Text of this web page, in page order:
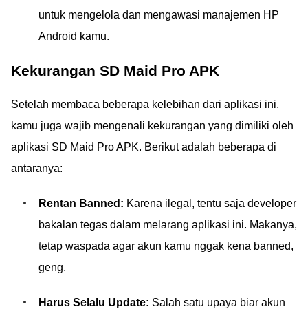
untuk mengelola dan mengawasi manajemen HP
Android kamu.
Kekurangan SD Maid Pro APK
Setelah membaca beberapa kelebihan dari aplikasi ini,
kamu juga wajib mengenali kekurangan yang dimiliki oleh
aplikasi SD Maid Pro APK. Berikut adalah beberapa di
antaranya:
Rentan Banned: Karena ilegal, tentu saja developer
bakalan tegas dalam melarang aplikasi ini. Makanya,
tetap waspada agar akun kamu nggak kena banned,
geng.
Harus Selalu Update: Salah satu upaya biar akun